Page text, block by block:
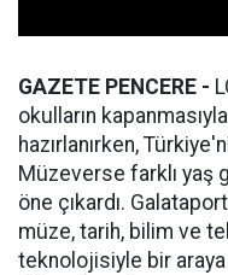
GAZETE PENCERE -
okulların
hazırlanırken,
Müzeverse farklı yaş
öne çıkardı.
müze, tarih, bilim ve
teknolojisiyle bir